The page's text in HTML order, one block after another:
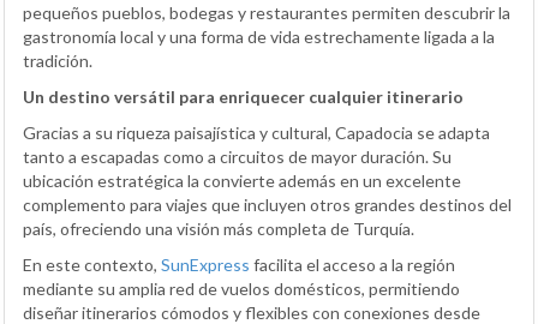
pequeños pueblos, bodegas y restaurantes permiten descubrir la
gastronomía local y una forma de vida estrechamente ligada a la
tradición.
Un destino versátil para enriquecer cualquier itinerario
Gracias a su riqueza paisajística y cultural, Capadocia se adapta
tanto a escapadas como a circuitos de mayor duración. Su
ubicación estratégica la convierte además en un excelente
complemento para viajes que incluyen otros grandes destinos del
país, ofreciendo una visión más completa de Turquía.
En este contexto, SunExpress facilita el acceso a la región
mediante su amplia red de vuelos domésticos, permitiendo
diseñar itinerarios cómodos y flexibles con conexiones desde